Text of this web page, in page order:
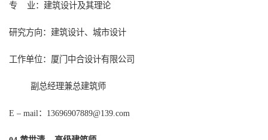
专 业：建筑设计及其理论
研究方向：建筑设计、城市设计
工作单位：厦门中合设计有限公司
副总经理兼总建筑师
E – mail： 13696907889@139.com